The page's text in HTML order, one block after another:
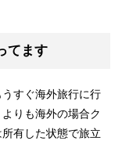
てます
すぐ海外旅行に行
りも海外の場合ク
有した状態で旅立